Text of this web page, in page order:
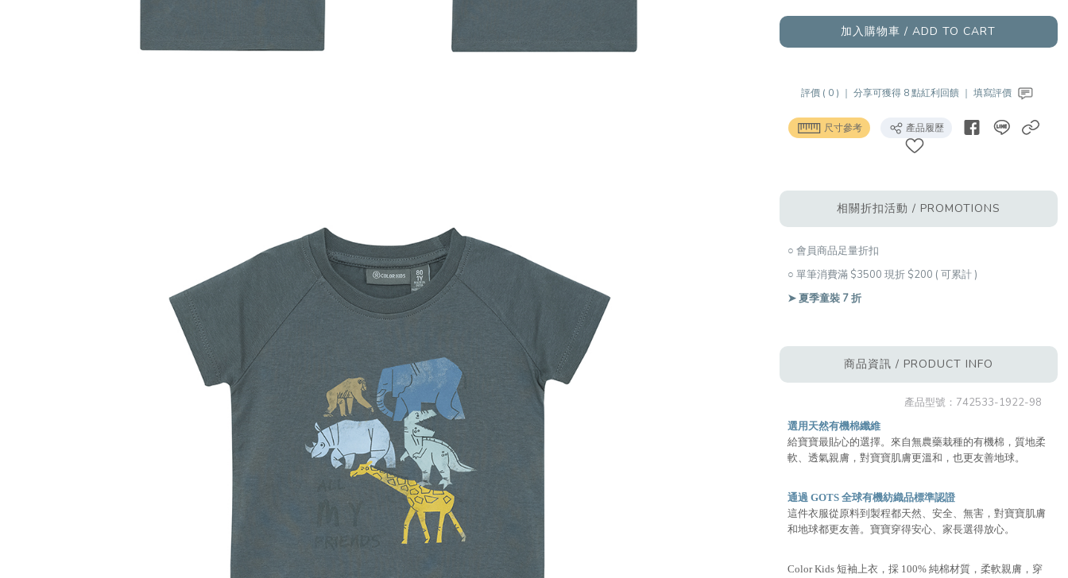
加入購物車 / ADD TO CART
評價 ( 0 ) ｜ 分享可獲得 8 點紅利回饋 ｜ 填寫評價
尺寸參考 產品履歷
相關折扣活動 / PROMOTIONS
○ 會員商品足量折扣
○ 單筆消費滿 $3500 現折 $200 ( 可累計 )
➤ 夏季童裝 7 折
商品資訊 / PRODUCT INFO
產品型號： 742533-1922-98
選用天然有機棉纖維
給寶寶最貼心的選擇。來自無農藥栽種的有機棉，質地柔
軟、透氣親膚，對寶寶肌膚更溫和，也更友善地球。
通過 GOTS 全球有機紡織品標準認證
這件衣服從原料到製程都天然、安全、無害，對寶寶肌膚
和地球都更友善。寶寶穿得安心、家長選得放心。
Color Kids 短袖上衣，採 100% 純棉材質，柔軟親膚，穿